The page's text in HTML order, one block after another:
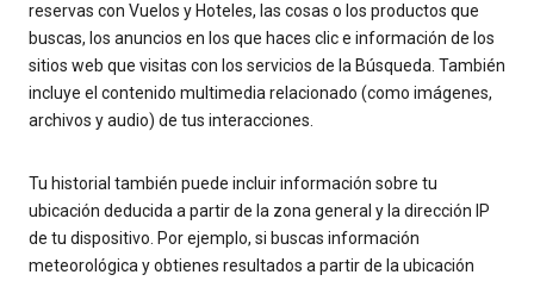
reservas con Vuelos y Hoteles, las cosas o los productos que
buscas, los anuncios en los que haces clic e información de los
sitios web que visitas con los servicios de la Búsqueda. También
incluye el contenido multimedia relacionado (como imágenes,
archivos y audio) de tus interacciones.
Tu historial también puede incluir información sobre tu
ubicación deducida a partir de la zona general y la dirección IP
de tu dispositivo. Por ejemplo, si buscas información
meteorológica y obtienes resultados a partir de la ubicación